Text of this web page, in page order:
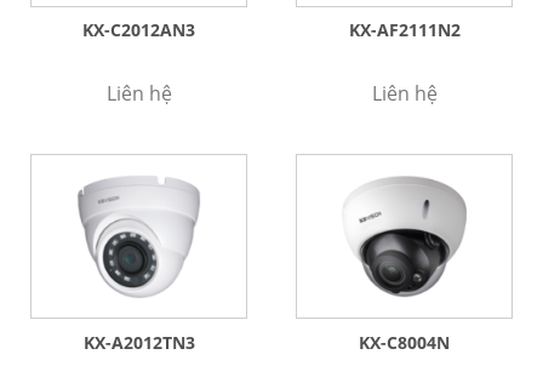
KX-C2012AN3
Liên hệ
KX-AF2111N2
Liên hệ
KX-A2012TN3 KX-C8004N